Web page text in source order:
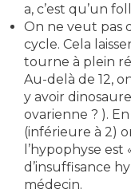
a, c’est qu’un
On ne veut pas
cycle. Cela
tourne à plein
Au-delà de 12,
y avoir
ovarienne ? ).
(inférieure à 2)
l’hypophyse
d’insuffisance
médecin.